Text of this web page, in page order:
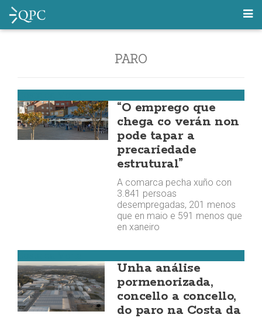
PARO
“O emprego que
chega co verán non
pode tapar a
precariedade
estrutural”
A comarca pecha xuño con
3.841 persoas
desempregadas, 201 menos
que en maio e 591 menos que
en xaneiro
Unha análise
pormenorizada,
concello a concello,
do paro na Costa da